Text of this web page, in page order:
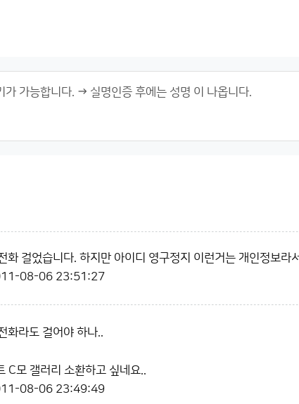
화 걸었습니다. 하지만 아이디 영구정지 이런거는 개인정보라
08-06 23:51:27
화라도 걸어야 하나..
C모 갤러리 소환하고 싶네요..
08-06 23:49:49